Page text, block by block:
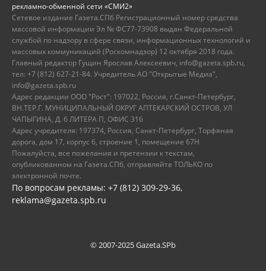
рекламно-обменной сети «СМИ2»
Сетевое издание Газета.СПб Регистрационный номер средства
массовой информации Эл № ФС77-73908 выдан Федеральной
службой по надзору в сфере связи, информационных технологий и
массовых коммуникаций (Роскомнадзор) 12 октября 2018 года.
Главный редактор Гущин Ярослав Алексеевич, info@gazeta.spb.ru,
тел: +7 (812) 627-21-84. Учредитель АО "Открытые Медиа",
info@gazeta.spb.ru
Адрес редакции ООО "Рост": 197022, Россия, г.Санкт-Петербург,
ВН.ТЕР.Г. МУНИЦИПАЛЬНЫЙ ОКРУГ АПТЕКАРСКИЙ ОСТРОВ, УЛ
ЧАПЫГИНА, Д. 6 ЛИТЕРА П, ОФИС 316
Адрес учредителя: 197374, Россия, Санкт-Петербург, Торфяная
дорога, дом 17, корпус 6, строение 1, помещение 67Н
Пожалуйста, все пожелания и претензии к текстам,
опубликованном на Газета.СПб, отправляйте ТОЛЬКО по
электронной почте.
По вопросам рекламы: +7 (812) 309-29-36,
reklama@gazeta.spb.ru
© 2007-2025 Gazeta.SPb